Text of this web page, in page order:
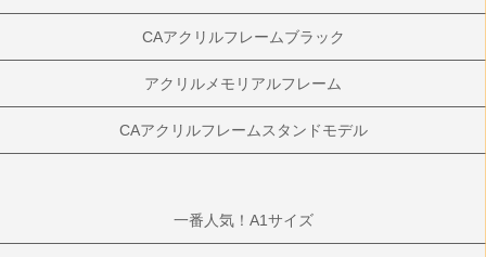
CAアクリルフレームブラック
アクリルメモリアルフレーム
CAアクリルフレームスタンドモデル
一番人気！A1サイズ